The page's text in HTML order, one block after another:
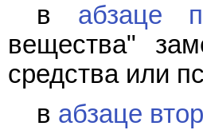
в абзаце
вещества"
средства или
в абзаце